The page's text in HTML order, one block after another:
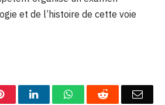
et de l’histoire de cette voie
PinterestLinkedInWhatsAppReddit